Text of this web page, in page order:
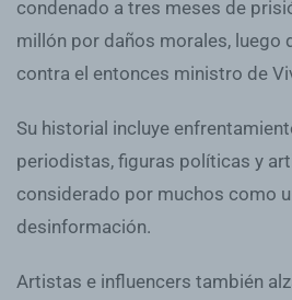
condenado a tres meses de
millón por daños morales, luego
contra el entonces ministro de
Su historial incluye
periodistas, figuras políticas y
considerado por muchos como
desinformación.
Artistas e influencers también